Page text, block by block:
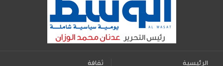
الرئيسية
ثقافة